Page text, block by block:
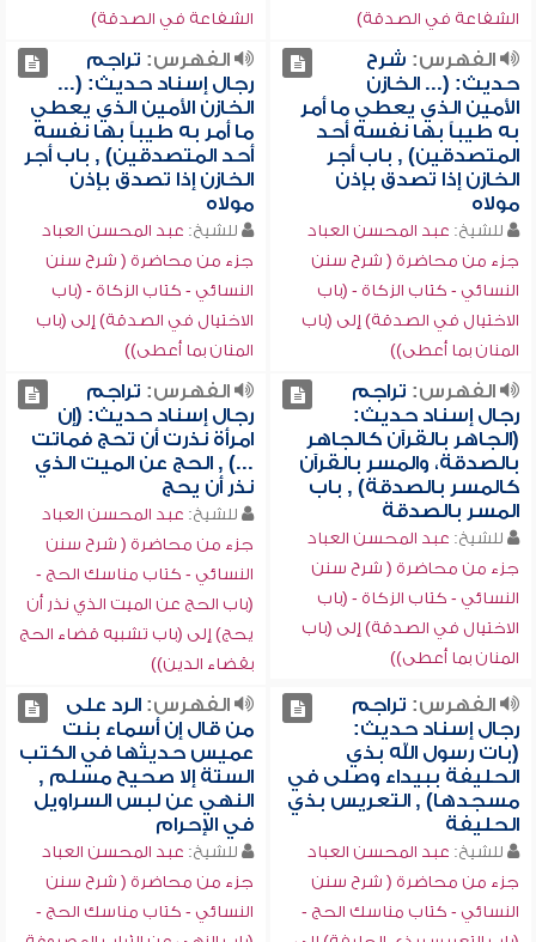
الشفاعة في الصدقة)
الشفاعة في الصدقة)
الفهرس: شرح
حديث: (... الخازن
الأمين الذي يعطي ما أمر
به طيباً بها نفسه أحد
المتصدقين) , باب أجر
الخازن إذا تصدق بإذن
مولاه
للشيخ: عبد المحسن العباد
جزء من محاضرة ( شرح سنن
النسائي - كتاب الزكاة - (باب
الاختيال في الصدقة) إلى (باب
المنان بما أعطى))
الفهرس: تراجم
رجال إسناد حديث: (...
الخازن الأمين الذي يعطي
ما أمر به طيباً بها نفسه
أحد المتصدقين) , باب أجر
الخازن إذا تصدق بإذن
مولاه
للشيخ: عبد المحسن العباد
جزء من محاضرة ( شرح سنن
النسائي - كتاب الزكاة - (باب
الاختيال في الصدقة) إلى (باب
المنان بما أعطى))
الفهرس: تراجم
رجال إسناد حديث:
(الجاهر بالقرآن كالجاهر
بالصدقة، والمسر بالقرآن
كالمسر بالصدقة) , باب
المسر بالصدقة
للشيخ: عبد المحسن العباد
جزء من محاضرة ( شرح سنن
النسائي - كتاب الزكاة - (باب
الاختيال في الصدقة) إلى (باب
المنان بما أعطى))
الفهرس: تراجم
رجال إسناد حديث: (إن
امرأة نذرت أن تحج فماتت
...) , الحج عن الميت الذي
نذر أن يحج
للشيخ: عبد المحسن العباد
جزء من محاضرة ( شرح سنن
النسائي - كتاب مناسك الحج -
(باب الحج عن الميت الذي نذر أن
يحج) إلى (باب تشبيه قضاء الحج
بقضاء الدين))
الفهرس: تراجم
رجال إسناد حديث:
(بات رسول الله بذي
الحليفة ببيداء وصلى في
مسجدها) , التعريس بذي
الحليفة
للشيخ: عبد المحسن العباد
جزء من محاضرة ( شرح سنن
النسائي - كتاب مناسك الحج -
الفهرس:الرد على
من قال إن أسماء بنت
عميس حديثها في الكتب
الستة إلا صحيح مسلم ,
النهي عن لبس السراويل
في الإحرام
للشيخ: عبد المحسن العباد
جزء من محاضرة ( شرح سنن
النسائي - كتاب مناسك الحج -